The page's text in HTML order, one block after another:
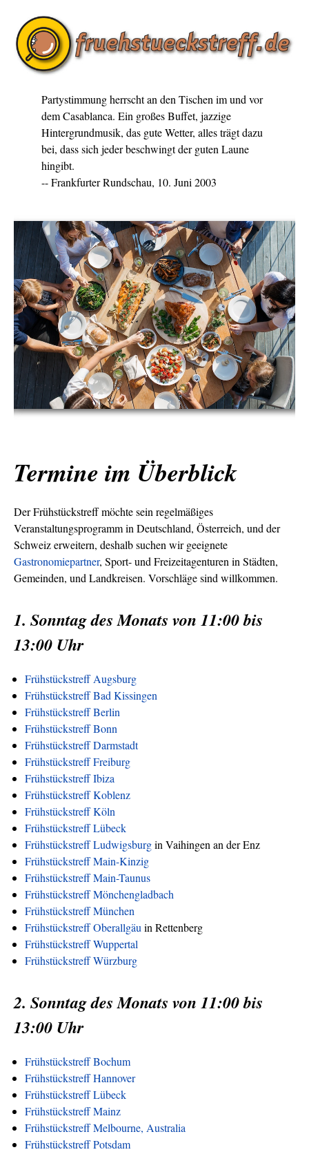
Partystimmung herrscht an den Tischen im und vor
dem Casablanca. Ein großes Buffet, jazzige
Hintergrundmusik, das gute Wetter, alles trägt dazu
bei, dass sich jeder beschwingt der guten Laune
hingibt.
-- Frankfurter Rundschau, 10. Juni 2003
Termine im Überblick
Der Frühstückstreff möchte sein regelmäßiges
Veranstaltungsprogramm in Deutschland, Österreich, und der
Schweiz erweitern, deshalb suchen wir geeignete
Gastronomiepartner, Sport- und Freizeitagenturen in Städten,
Gemeinden, und Landkreisen. Vorschläge sind willkommen.
1. Sonntag des Monats von 11:00 bis
13:00 Uhr
Frühstückstreff Augsburg
Frühstückstreff Bad Kissingen
Frühstückstreff Berlin
Frühstückstreff Bonn
Frühstückstreff Darmstadt
Frühstückstreff Freiburg
Frühstückstreff Ibiza
Frühstückstreff Koblenz
Frühstückstreff Köln
Frühstückstreff Lübeck
Frühstückstreff Ludwigsburgin Vaihingen an der Enz
Frühstückstreff Main-Kinzig
Frühstückstreff Main-Taunus
Frühstückstreff Mönchengladbach
Frühstückstreff München
Frühstückstreff Oberallgäu in Rettenberg
Frühstückstreff Wuppertal
Frühstückstreff Würzburg
2. Sonntag des Monats von 11:00 bis
13:00 Uhr
Frühstückstreff Bochum
Frühstückstreff Hannover
Frühstückstreff Lübeck
Frühstückstreff Mainz
Frühstückstreff Melbourne, Australia
Frühstückstreff Potsdam